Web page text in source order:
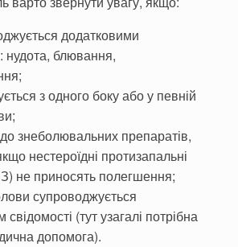
додатковими
блювання,
з одного боку або у певній
до знеболювальних препаратів,
нестероїдні протизапальні
не приносять полегшення;
супроводжується
свідомості (тут узагалі потрібна
допомога).